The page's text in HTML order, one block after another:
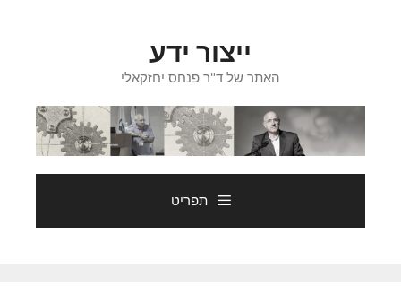
ייצור ידע
האתר של ד"ר פנחס יחזקאלי
תפריט